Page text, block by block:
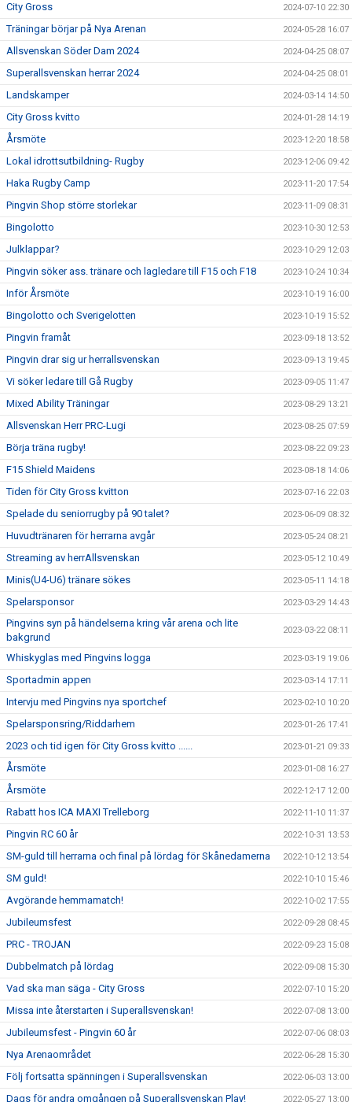
City Gross 2024-07-10 22:30
Träningar börjar på Nya Arenan 2024-05-28 16:07
Allsvenskan Söder Dam 2024 2024-04-25 08:07
Superallsvenskan herrar 2024 2024-04-25 08:01
Landskamper 2024-03-14 14:50
City Gross kvitto 2024-01-28 14:19
Årsmöte 2023-12-20 18:58
Lokal idrottsutbildning- Rugby 2023-12-06 09:42
Haka Rugby Camp 2023-11-20 17:54
Pingvin Shop större storlekar 2023-11-09 08:31
Bingolotto 2023-10-30 12:53
Julklappar? 2023-10-29 12:03
Pingvin söker ass. tränare och lagledare till F15 och F18 2023-10-24 10:34
Inför Årsmöte 2023-10-19 16:00
Bingolotto och Sverigelotten 2023-10-19 15:52
Pingvin framåt 2023-09-18 13:52
Pingvin drar sig ur herrallsvenskan 2023-09-13 19:45
Vi söker ledare till Gå Rugby 2023-09-05 11:47
Mixed Ability Träningar 2023-08-29 13:21
Allsvenskan Herr PRC-Lugi 2023-08-25 07:59
Börja träna rugby! 2023-08-22 09:23
F15 Shield Maidens 2023-08-18 14:06
Tiden för City Gross kvitton 2023-07-16 22:03
Spelade du seniorrugby på 90 talet? 2023-06-09 08:32
Huvudtränaren för herrarna avgår 2023-05-24 08:21
Streaming av herrAllsvenskan 2023-05-12 10:49
Minis(U4-U6) tränare sökes 2023-05-11 14:18
Spelarsponsor 2023-03-29 14:43
Pingvins syn på händelserna kring vår arena och lite
bakgrund
2023-03-22 08:11
Whiskyglas med Pingvins logga 2023-03-19 19:06
Sportadmin appen 2023-03-14 17:11
Intervju med Pingvins nya sportchef 2023-02-10 10:20
Spelarsponsring/Riddarhem 2023-01-26 17:41
2023 och tid igen för City Gross kvitto ...... 2023-01-21 09:33
Årsmöte 2023-01-08 16:27
Årsmöte 2022-12-17 12:00
Rabatt hos ICA MAXI Trelleborg 2022-11-10 11:37
Pingvin RC 60 år 2022-10-31 13:53
SM-guld till herrarna och final på lördag för Skånedamerna 2022-10-12 13:54
SM guld! 2022-10-10 15:46
Avgörande hemmamatch! 2022-10-02 17:55
Jubileumsfest 2022-09-28 08:45
PRC - TROJAN 2022-09-23 15:08
Dubbelmatch på lördag 2022-09-08 15:30
Vad ska man säga - City Gross 2022-07-10 15:20
Missa inte återstarten i Superallsvenskan! 2022-07-08 13:00
Jubileumsfest - Pingvin 60 år 2022-07-06 08:03
Nya Arenaområdet 2022-06-28 15:30
Följ fortsatta spänningen i Superallsvenskan 2022-06-03 13:00
Dags för andra omgången på Superallsvenskan Play! 2022-05-27 13:00